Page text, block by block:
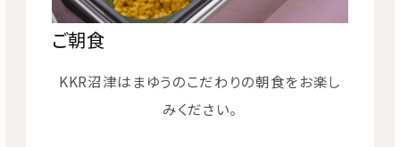
ご朝食
KKR沼津はまゆうのこだわりの朝食をお楽し
みください。